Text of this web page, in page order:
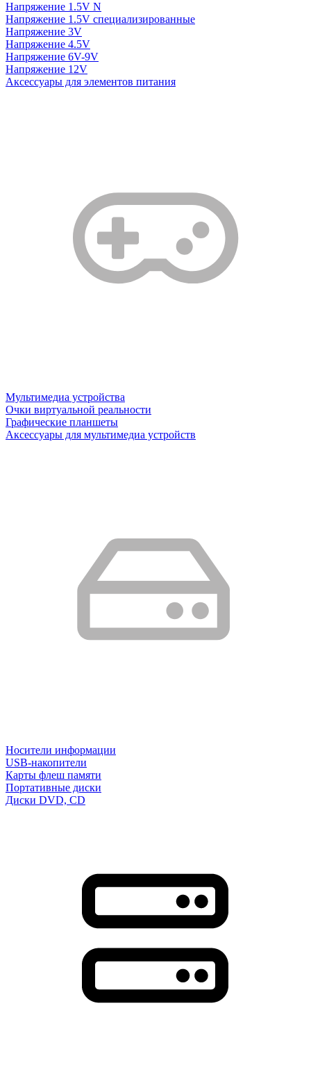
Напряжение 1.5V N
Напряжение 1.5V специализированные
Напряжение 3V
Напряжение 4.5V
Напряжение 6V-9V
Напряжение 12V
Аксессуары для элементов питания
Мультимедиа устройства
Очки виртуальной реальности
Графические планшеты
Аксессуары для мультимедиа устройств
Носители информации
USB-накопители
Карты флеш памяти
Портативные диски
Диски DVD, CD